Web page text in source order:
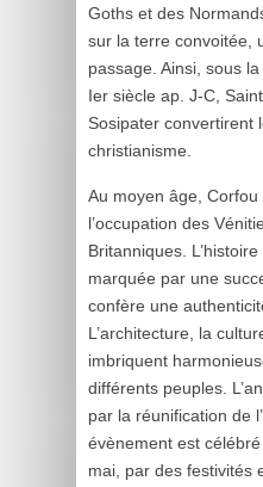
Goths et des
sur la terre convoitée,
passage. Ainsi, sous
Ier siècle ap. J-C,
Sosipater convertirent
christianisme.
Au moyen âge,
l’occupation des
Britanniques.
marquée par une
confère une
L’architecture, la
imbriquent
différents peuples.
par la réunification de
évènement est
mai, par des festivités